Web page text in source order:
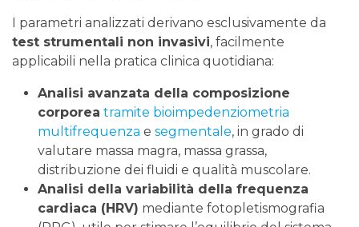
I parametri analizzati derivano esclusivamente da
test strumentali non invasivi, facilmente
applicabili nella pratica clinica quotidiana:
Analisi avanzata della composizione
corporea tramite bioimpedenziometria
multifrequenza e segmentale, in grado di
valutare massa magra, massa grassa,
distribuzione dei fluidi e qualità muscolare.
Analisi della variabilità della frequenza
cardiaca (HRV) mediante fotopletismografia